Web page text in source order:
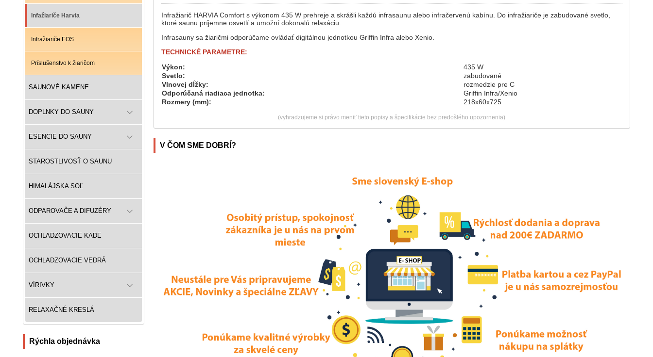
Infažiariče Harvia
Infražiariče EOS
Príslušenstvo k žiaričom
SAUNOVÉ KAMENE
DOPLNKY DO SAUNY
ESENCIE DO SAUNY
STAROSTLIVOSŤ O SAUNU
HIMALÁJSKA SOĽ
ODPAROVAČE A DIFUZÉRY
OCHLADZOVACIE KADE
OCHLADZOVACIE VEDRÁ
VÍRIVKY
RELAXAČNÉ KRESLÁ
Rýchla objednávka
Infražiarič HARVIA Comfort s výkonom 435 W prehreje a skrášli každú infrasaunu alebo infračervenú kabínu. Do infražiariče je zabudované svetlo,
ktoré saunu príjemne osvetlí a umožní dokonalú relaxáciu.
Infrasauny sa žiaričmi odporúčame ovládať digitálnou jednotkou Griffin Infra alebo Xenio.
TECHNICKÉ PARAMETRE:
Výkon:
435 W
Svetlo:
zabudované
Vlnovej dĺžky:
rozmedzie pre C
Odporúčaná riadiaca jednotka:
Griffin Infra/Xenio
Rozmery (mm):
218x60x725
(vyhradzujeme si právo meniť tieto popisy a špecifikácie bez predošlého upozornenia)
V ČOM SME DOBRÍ?